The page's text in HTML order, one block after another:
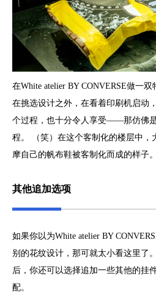
在White atelier BY CONVERSE做一
在挑选设计之外，在看着印刷机启动
个过程，也十分令人享受——那仿佛
程。 （笑）在这个客制化的楼层中，
摩自己的帆布鞋被客制化而成的样子。
其他追加选项
如果你以为White atelier BY
别的花纹设计，那可就太小看这里了
后，你还可以选择追加一些其他的挂
配。